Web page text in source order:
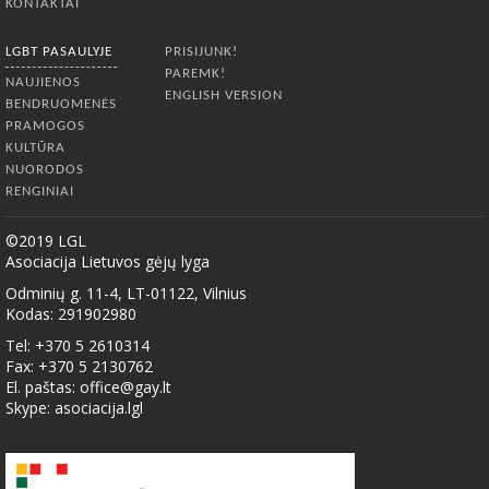
KONTAKTAI
LGBT PASAULYJE
NAUJIENOS
BENDRUOMENĖS
PRAMOGOS
KULTŪRA
NUORODOS
RENGINIAI
PRISIJUNK!
PAREMK!
ENGLISH VERSION
©2019 LGL
Asociacija Lietuvos gėjų lyga
Odminių g. 11-4, LT-01122, Vilnius
Kodas: 291902980
Tel: +370 5 2610314
Fax: +370 5 2130762
El. paštas: office@gay.lt
Skype: asociacija.lgl